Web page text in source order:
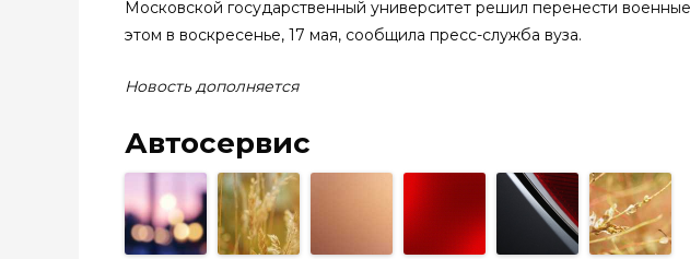
Московской государственный университет решил перенести
этом в воскресенье, 17 мая, сообщила пресс-служба вуза.
Новость дополняется
Автосервис